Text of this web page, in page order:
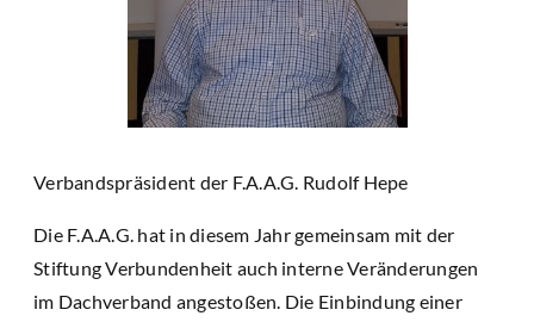
Verbandspräsident der F.A.A.G. Rudolf Hepe
Die F.A.A.G. hat in diesem Jahr gemeinsam mit der
Stiftung Verbundenheit auch interne Veränderungen
im Dachverband angestoßen. Die Einbindung einer